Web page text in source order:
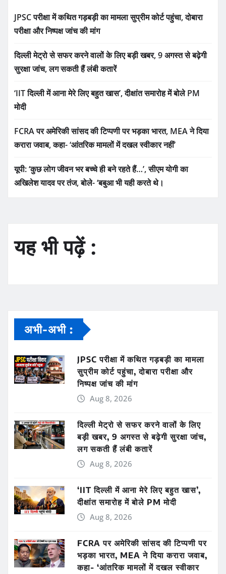
JPSC परीक्षा में कथित गड़बड़ी का मामला सुप्रीम कोर्ट पहुंचा, दोबारा
परीक्षा और निष्पक्ष जांच की मांग
दिल्ली मेट्रो से सफर करने वालों के लिए बड़ी खबर, 9 अगस्त से बढ़ेगी
सुरक्षा जांच, लग सकती हैं लंबी कतारें
‘IIT दिल्ली में आना मेरे लिए बहुत खास’, दीक्षांत समारोह में बोले PM
मोदी
FCRA पर अमेरिकी सांसद की टिप्पणी पर भड़का भारत, MEA ने दिया
करारा जवाब, कहा- ‘आंतरिक मामलों में दखल स्वीकार नहीं’
यूपी: ‘कुछ लोग जीवन भर बच्चे ही बने रहते हैं…’, सीएम योगी का
अखिलेश यादव पर तंज, बोले- ‘बबुआ भी यही करते थे।
यह भी पढ़ें :
अभी-अभी :
JPSC परीक्षा में कथित गड़बड़ी का मामला
सुप्रीम कोर्ट पहुंचा, दोबारा परीक्षा और
निष्पक्ष जांच की मांग
Aug 8, 2026
दिल्ली मेट्रो से सफर करने वालों के लिए
बड़ी खबर, 9 अगस्त से बढ़ेगी सुरक्षा जांच,
लग सकती हैं लंबी कतारें
Aug 8, 2026
‘IIT दिल्ली में आना मेरे लिए बहुत खास’,
दीक्षांत समारोह में बोले PM मोदी
Aug 8, 2026
FCRA पर अमेरिकी सांसद की टिप्पणी पर
भड़का भारत, MEA ने दिया करारा जवाब,
कहा- ‘आंतरिक मामलों में दखल स्वीकार